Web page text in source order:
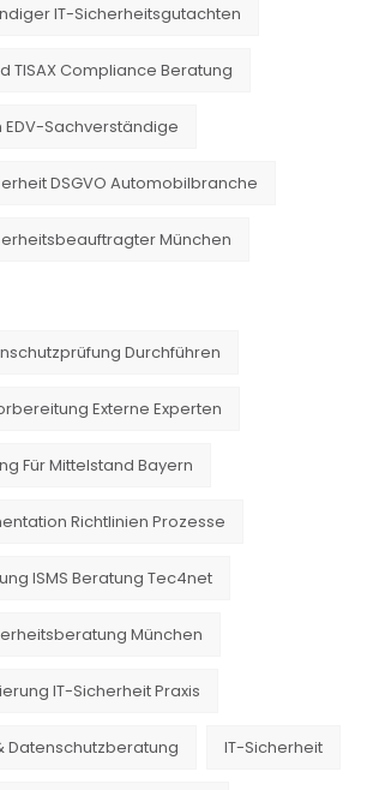
IT-Sicherheitsgutachten
TISAX Compliance Beratung
EDV-Sachverständige
DSGVO Automobilbranche
München
Durchführen
Externe Experten
Für Mittelstand Bayern
Richtlinien Prozesse
ISMS Beratung Tec4net
München
IT-Sicherheit Praxis
Datenschutzberatung IT-Sicherheit